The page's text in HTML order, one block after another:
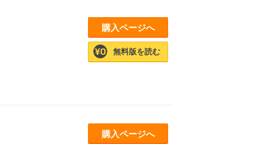
購入ページへ
無料版を読む
購入ページへ